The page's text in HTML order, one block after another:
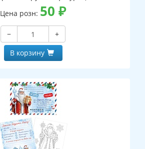
Цена розн: 50 ₽
−
+
В корзину